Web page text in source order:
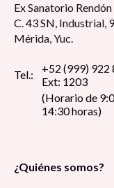
Ex Sanatorio
C. 43 SN, Industrial,
Mérida, Yuc.
Tel.:
+52 (999) 922
Ext: 1203
(Horario de
14:30 horas)
¿Quiénes somos?